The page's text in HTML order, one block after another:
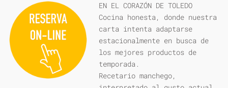
EN EL CORAZÓN DE TOLEDO
Cocina honesta, donde nuestra
carta intenta adaptarse
estacionalmente en busca de
los mejores productos de
temporada.
Recetario manchego,